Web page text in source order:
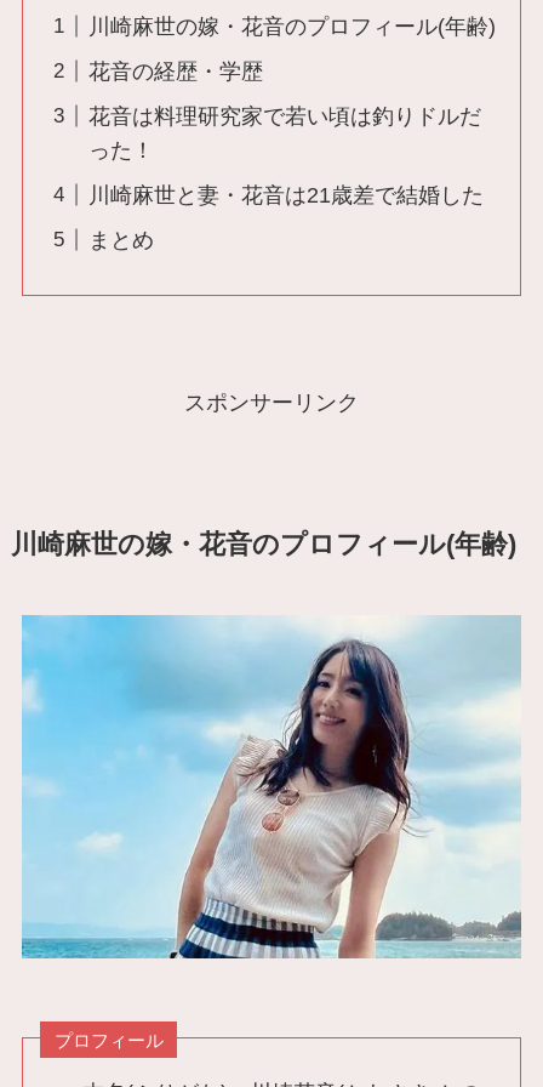
川崎麻世の嫁・花音のプロフィール(年齢)
花音の経歴・学歴
花音は料理研究家で若い頃は釣りドルだ
った！
川崎麻世と妻・花音は21歳差で結婚した
まとめ
スポンサーリンク
川崎麻世の嫁・花音のプロフィール(年齢)
プロフィール